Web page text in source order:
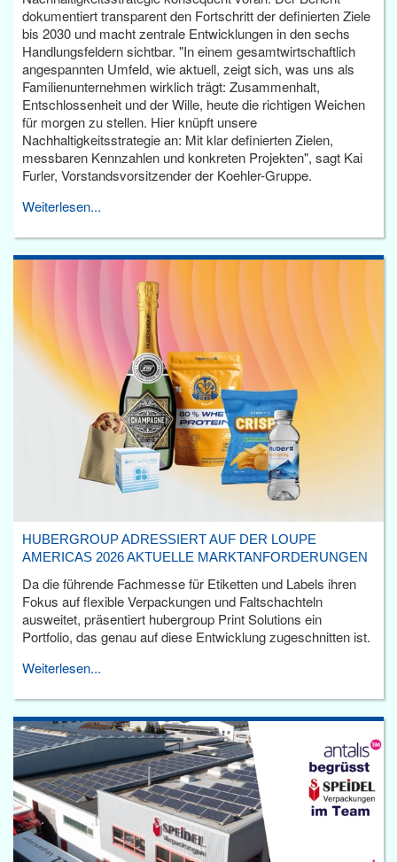
dokumentiert transparent den Fortschritt der definierten Ziele
bis 2030 und macht zentrale Entwicklungen in den sechs
Handlungsfeldern sichtbar. "In einem gesamtwirtschaftlich
angespannten Umfeld, wie aktuell, zeigt sich, was uns als
Familienunternehmen wirklich trägt: Zusammenhalt,
Entschlossenheit und der Wille, heute die richtigen Weichen
für morgen zu stellen. Hier knüpft unsere
Nachhaltigkeitsstrategie an: Mit klar definierten Zielen,
messbaren Kennzahlen und konkreten Projekten", sagt Kai
Furler, Vorstandsvorsitzender der Koehler-Gruppe.
Weiterlesen...
HUBERGROUP ADRESSIERT AUF DER LOUPE
AMERICAS 2026 AKTUELLE MARKTANFORDERUNGEN
Da die führende Fachmesse für Etiketten und Labels ihren
Fokus auf flexible Verpackungen und Faltschachteln
ausweitet, präsentiert hubergroup Print Solutions ein
Portfolio, das genau auf diese Entwicklung zugeschnitten ist.
Weiterlesen...